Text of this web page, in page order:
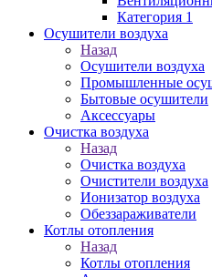
Категория 1
Осушители воздуха
Назад
Осушители воздуха
Промышленные
Бытовые осушители
Аксессуары
Очистка воздуха
Назад
Очистка воздуха
Очистители воздуха
Ионизатор воздуха
Обеззараживатели
Котлы отопления
Назад
Котлы отопления